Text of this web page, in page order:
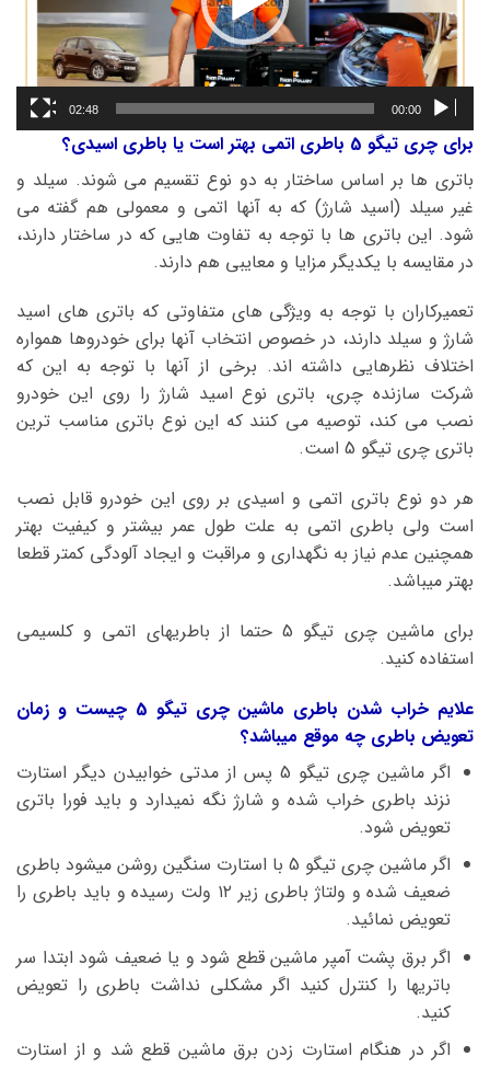
00:00
02:48
برای چری تیگو 5 باطری اتمی بهتر است یا باطری اسیدی؟
باتری ها بر اساس ساختار به دو نوع تقسیم می شوند. سیلد و
غیر سیلد (اسید شارژ) که به آنها اتمی و معمولی هم گفته می
شود. این باتری ها با توجه به تفاوت هایی که در ساختار دارند،
در مقایسه با یکدیگر مزایا و معایبی هم دارند.
تعمیرکاران با توجه به ویژگی های متفاوتی که باتری های اسید
شارژ و سیلد دارند، در خصوص انتخاب آنها برای خودروها همواره
اختلاف نظرهایی داشته اند. برخی از آنها با توجه به این که
شرکت سازنده چری، باتری نوع اسید شارژ را روی این خودرو
نصب می کند، توصیه می کنند که این نوع باتری مناسب ترین
باتری چری تیگو 5 است.
هر دو نوع باتری اتمی و اسیدی بر روی این خودرو قابل نصب
است ولی باطری اتمی به علت طول عمر بیشتر و کیفیت بهتر
همچنین عدم نیاز به نگهداری و مراقبت و ایجاد آلودگی کمتر قطعا
بهتر میباشد.
برای ماشین چری تیگو 5 حتما از باطریهای اتمی و کلسیمی
استفاده کنید.
علایم خراب شدن باطری ماشین چری تیگو 5 چیست و زمان
تعویض باطری چه موقع میباشد؟
اگر ماشین چری تیگو 5 پس از مدتی خوابیدن دیگر استارت
نزند باطری خراب شده و شارژ نگه نمیدارد و باید فورا باتری
تعویض شود.
اگر ماشین چری تیگو 5 با استارت سنگین روشن میشود باطری
ضعیف شده و ولتاژ باطری زیر ۱۲ ولت رسیده و باید باطری را
تعویض نمائید.
اگر برق پشت آمپر ماشین قطع شود و یا ضعیف شود ابتدا سر
باتریها را کنترل کنید اگر مشکلی نداشت باطری را تعویض
کنید.
اگر در هنگام استارت زدن برق ماشین قطع شد و از استارت